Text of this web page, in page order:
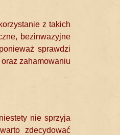
z takich
bezinwazyjne
sprawdzi
zahamowaniu
nie sprzyja
zdecydować